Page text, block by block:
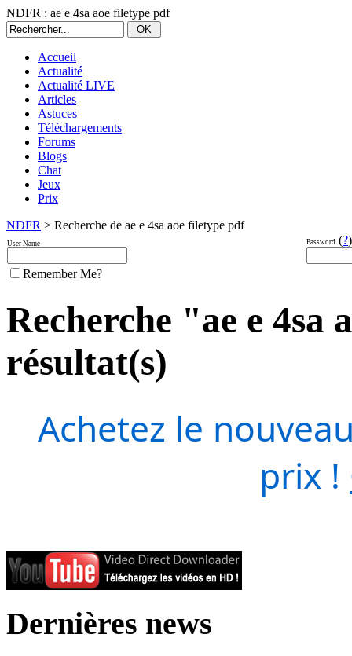
NDFR : ae e 4sa aoe filetype pdf
Accueil
Actualité
Actualité LIVE
Articles
Astuces
Téléchargements
Forums
Blogs
Chat
Jeux
Prix
NDFR > Recherche de ae e 4sa aoe filetype pdf
User Name Password (?)
Remember Me?
Recherche "ae e 4sa
résultat(s)
Achetez le
prix !
Dernières news